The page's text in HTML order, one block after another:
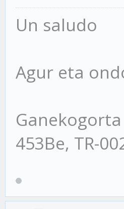
Un saludo
Agur eta
Ganekogorta
453Be, TR-